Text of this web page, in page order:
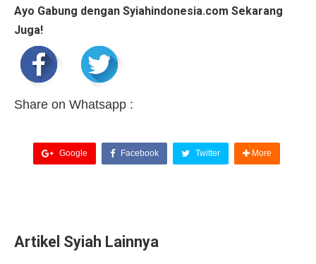
Ayo Gabung dengan Syiahindonesia.com Sekarang
Juga!
Share on Whatsapp :
Google Facebook Twitter More
Artikel Syiah Lainnya